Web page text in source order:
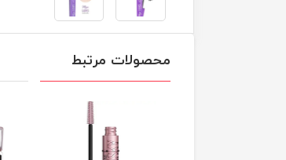
محصولات مرتبط